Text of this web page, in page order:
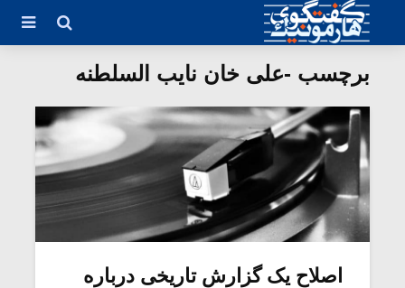
برچسب -علی خان نایب السلطنه
اصلاح یک گزارش تاریخى درباره